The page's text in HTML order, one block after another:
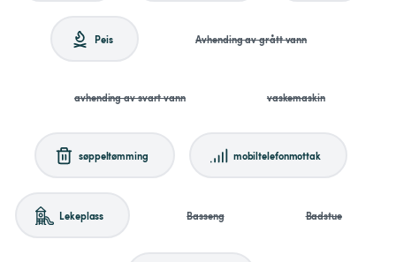
Peis Avhending av grått vann
avhending av svart vann vaskemaskin
søppeltømming mobiltelefonmottak
Lekeplass Basseng Badstue